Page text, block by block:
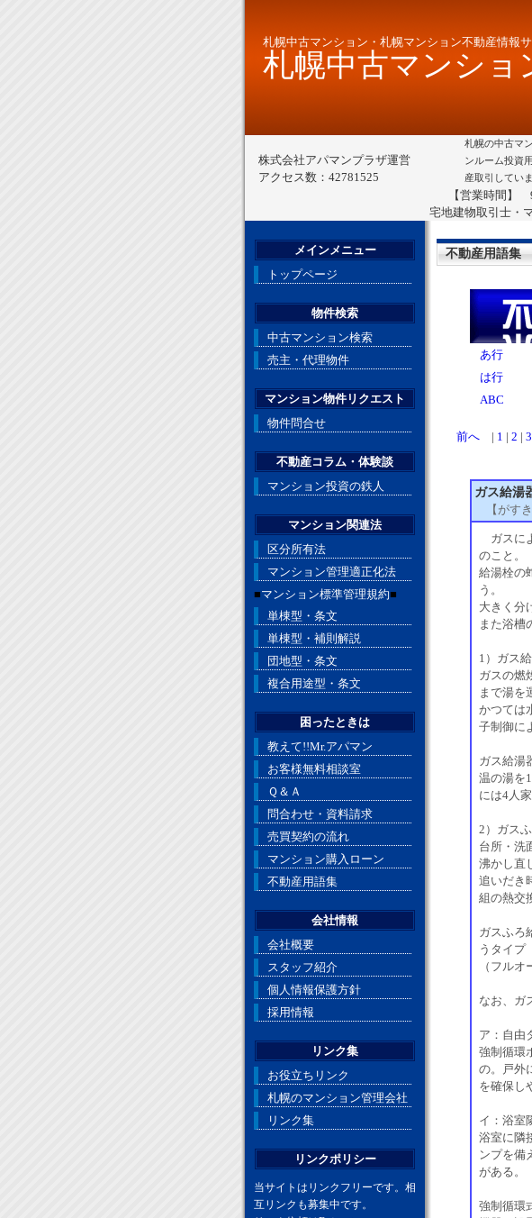
札幌中古マンション・札幌マンション不動産情報サ
札幌中古マンショ
株式会社アパマンプラザ運営
アクセス数：42781525
札幌の中古マ
ンルーム投資
産取引してい
【営業時間】
宅地建物取引士・
不動産用語集
あ行
は行
ABC
前へ| 1 | 2 | 3
ガス給湯
【がす
ガスに
のこと。
給湯栓の
う。
大きく分
また浴槽
1）ガス
ガスの燃
まで湯を
かつては
子制御に
ガス給湯
温の湯を
には4人
2）ガス
台所・洗
沸かし直
追いだき
組の熱交
ガスふろ
うタイプ
（フル
なお、ガ
ア：自由
強制循環
の。戸外
を確保し
イ：浴室
浴室に隣
ンプを備
がある。
強制循環
メインメニュー
トップページ
物件検索
中古マンション検索
売主・代理物件
マンション物件リクエスト
物件問合せ
不動産コラム・体験談
マンション投資の鉄人
マンション関連法
区分所有法
マンション管理適正化法
■マンション標準管理規約■
単棟型・条文
単棟型・補則解説
団地型・条文
複合用途型・条文
困ったときは
教えて!!Mr.アパマン
お客様無料相談室
Ｑ＆Ａ
問合わせ・資料請求
売買契約の流れ
マンション購入ローン
不動産用語集
会社情報
会社概要
スタッフ紹介
個人情報保護方針
採用情報
リンク集
お役立ちリンク
札幌のマンション管理会社
リンク集
リンクポリシー
当サイトはリンクフリーです。相
互リンクも募集中です。